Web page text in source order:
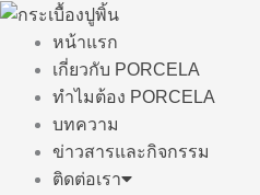
Skip
content
หน้าแรก
เกี่ยวกับ PORCELA
ทำไมต้อง PORCELA
บทความ
ข่าวสารและกิจกรรม
ติดต่อเรา